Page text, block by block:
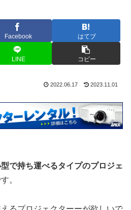
Facebook はてブ
LINE コピー
2022.06.17 2023.11.01
で持ち運べるタイプのプロジェ
。